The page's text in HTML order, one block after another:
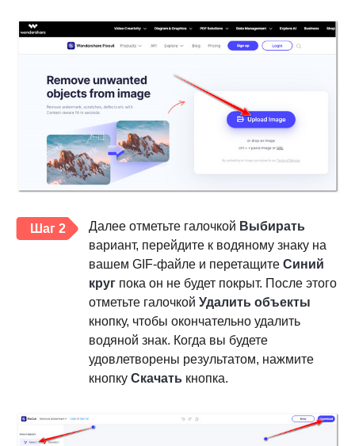
Шаг 2 Далее отметьте галочкой Выбирать
вариант, перейдите к водяному знаку на
вашем GIF-файле и перетащите Синий
круг пока он не будет покрыт. После этого
отметьте галочкой Удалить объекты
кнопку, чтобы окончательно удалить
водяной знак. Когда вы будете
удовлетворены результатом, нажмите
кнопку Скачать кнопка.